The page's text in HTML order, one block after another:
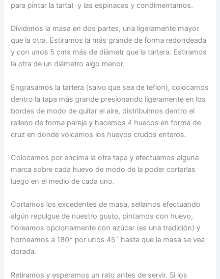
para pintar la tarta) y las espinacas y condimentamos.
Dividimos la masa en dos partes, una ligeramente mayor
que la otra. Estiramos la más grande de forma redondeada
y con unos 5 cms más de diámetr que la tartera. Estiramos
la otra de un diámetro algo menor.
Engrasamos la tartera (salvo que sea de teflon), colocamos
dentro la tapa más grande presionando ligeramente en los
bordes de modo de quitar el aire, distribuimos dentro el
relleno de forma pareja y hacemos 4 huecos en forma de
cruz en donde volcamos los huevos crudos enteros.
Colocamos por encima la otra tapa y efectuamos alguna
marca sobre cada huevo de modo de la poder cortarlas
luego en el medio de cada uno.
Cortamos los excedentes de masa, sellamos efectuando
algún repulgue de nuestro gusto, pintamos con huevo,
floreamos opcionalmente con azúcar (es una tradición) y
horneamos a 180* por unos 45´ hasta que la masa se vea
dorada.
Retiramos y esperamos un rato antes de servir. Si los